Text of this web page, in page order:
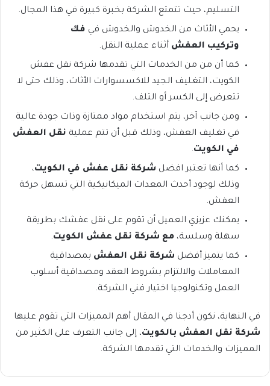
التسليم، حيث تتمتع الشركة بخبرة كبيرة في هذا المجال.
يحمي الأثاث من الخدوش والخدوش في فك
وتركيب العفش أثناء عملية النقل.
كما أن من من الخدمات التي تقدمها شركة نقل عفش
الكويت، التغليف الجيد للاكسسوارات الأثاث، وذلك حتى لا
تتعرض إلى الكسر أو التلف.
ومن جانب آخر، يتم استخدام مواد ممتازة وذات جودة عالية
في تغليف العفش، وذلك قبل أن تتم عملية نقل العفش
في الكويت.
كما أنها تعتبر افضل شركة نقل عفش في الكويت،
وذلك لوجود أحدث المعدات الميكانيكية التي تسهل حركة
العفش.
يمكنك عزيزي العميل أن تقوم على نقل عفشك بطريقة
سهلة وسلسة، مع شركة نقل عفش الكويت.
كما يتميز أفضل شركة نقل العفش بمصداقية
المعاملات والالتزام بشروط العقد ومصداقية أسلوب
العمل وتكنولوجيا اختيار فني الشركة.
في النهاية، نكون أدجنا في المقال أهم المميزات التي تقوم عليها
شركة نقل العفش بالكويت، إلى جانب التعرف على الكثير من
المميزات والخدمات التي تقدمها الشركة.